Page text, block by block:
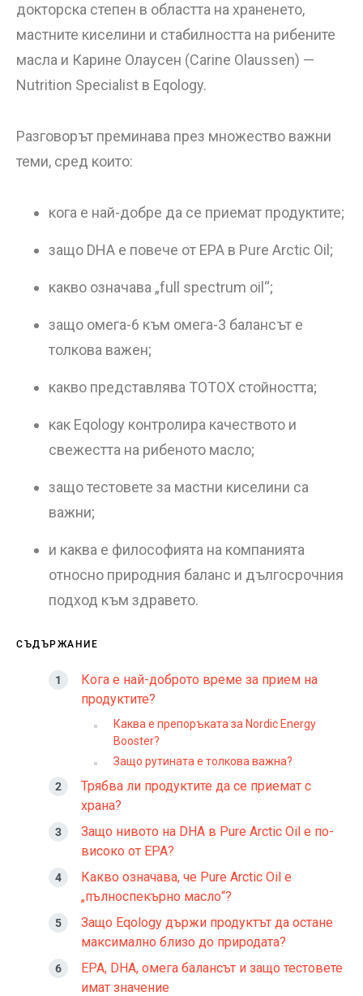
докторска степен в областта на храненето,
мастните киселини и стабилността на рибените
масла и Карине Олаусен (Carine Olaussen) —
Nutrition Specialist в Eqology.
Разговорът преминава през множество важни
теми, сред които:
кога е най-добре да се приемат продуктите;
защо DHA е повече от EPA в Pure Arctic Oil;
какво означава „full spectrum oil“;
защо омега-6 към омега-3 балансът е
толкова важен;
какво представлява TOTOX стойността;
как Eqology контролира качеството и
свежестта на рибеното масло;
защо тестовете за мастни киселини са
важни;
и каква е философията на компанията
относно природния баланс и дългосрочния
подход към здравето.
СЪДЪРЖАНИЕ
Кога е най-доброто време за прием на
продуктите?
Каква е препоръката за Nordic Energy
Booster?
Защо рутината е толкова важна?
Трябва ли продуктите да се приемат с
храна?
Защо нивото на DHA в Pure Arctic Oil е по-
високо от EPA?
Какво означава, че Pure Arctic Oil е
„пълноспекърно масло“?
Защо Eqology държи продуктът да остане
максимално близо до природата?
EPA, DHA, омега балансът и защо тестовете
имат значение